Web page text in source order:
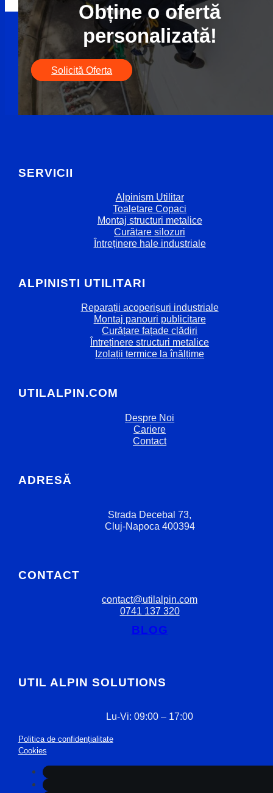
Obține o ofertă
personalizată!
Solicită Oferta
SERVICII
Alpinism Utilitar
Toaletare Copaci
Montaj structuri metalice
Curățare silozuri
Întreținere hale industriale
ALPINISTI UTILITARI
Reparații acoperișuri industriale
Montaj panouri publicitare
Curățare fațade clădiri
Întreținere structuri metalice
Izolații termice la înălțime
UTILALPIN.COM
Despre Noi
Cariere
Contact
ADRESĂ
Strada Decebal 73,
Cluj-Napoca 400394
CONTACT
contact@utilalpin.com
0741 137 320
BLOG
UTIL ALPIN SOLUTIONS
Lu-Vi: 09:00 – 17:00
Politica de confidențialitate
Cookies